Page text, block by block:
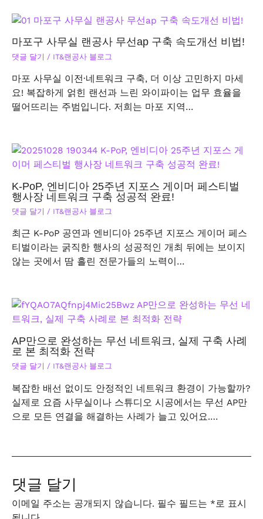
마포구 사무실 랜공사 무선ap 구축 속도개선 비법!
댓글 달기 / IT&랜공사 블로그
마포 사무실 이전·네트워크 구축, 더 이상 고민하지 마세
요! 복잡하게 얽힌 랜선과 느린 와이파이는 업무 효율을
떨어뜨리는 주범입니다. 저희는 마포 지역…
K-PoP, 엔비디아 25주년 지포스 게이머 페스티벌
행사장 네트워크 구축 성공적 완료!
댓글 달기 / IT&랜공사 블로그
최근 K-PoP 공연과 엔비디아 25주년 지포스 게이머 페스
티벌이라는 굵직한 행사의 성공적인 개최 뒤에는 보이지
않는 곳에서 땀 흘린 전문가들의 노력이…
AP만으로 완성하는 무선 네트워크, 실제 구축 사례
로 본 최적화 전략
댓글 달기 / IT&랜공사 블로그
복잡한 배선 없이도 안정적인 네트워크 환경이 가능할까?
실제로 요즘 사무실이나 스튜디오 시공에서는 무선 AP만
으로 모든 연결을 해결하는 사례가 늘고 있어요.…
댓글 달기
이메일 주소는 공개되지 않습니다. 필수 필드는 *로 표시